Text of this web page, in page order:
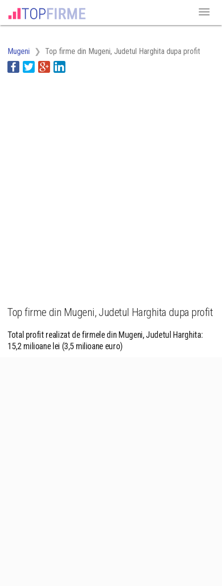
Mugeni Top firme din Mugeni, Judetul Harghita dupa profit
Top firme din Mugeni, Judetul Harghita dupa profit
Total profit realizat de firmele din Mugeni, Judetul Harghita:
15,2 milioane lei (3,5 milioane euro)